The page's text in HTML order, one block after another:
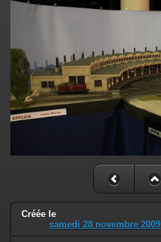
Créée le
samedi 28 novembre 2009